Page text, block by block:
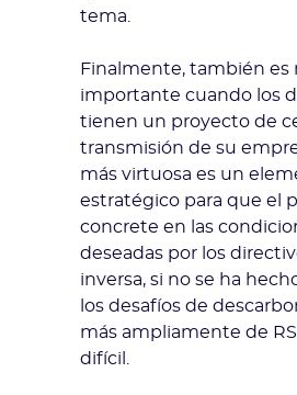
tema.
Finalmente, también es
importante cuando los
tienen un proyecto de
transmisión de su
más virtuosa es un
estratégico para que el
concrete en las
deseadas por los
inversa, si no se ha
los desafíos de
más ampliamente de
difícil.